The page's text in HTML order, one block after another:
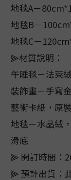
地毯A－
地毯B－
地毯C－
⫸材質說明：
午睡毯－法萊
裝飾畫－手寫
藝術卡紙，原
地毯－水晶絨
滑底
⫸ 開訂時間：
⫸ 預計出貨：